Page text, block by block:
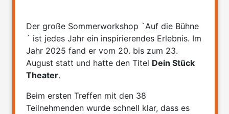
Der große Sommerworkshop `Auf die Bühne
´ ist jedes Jahr ein inspirierendes Erlebnis. Im
Jahr 2025 fand er vom 20. bis zum 23.
August statt und hatte den Titel Dein Stück
Theater.
Beim ersten Treffen mit den 38
Teilnehmenden wurde schnell klar, dass es